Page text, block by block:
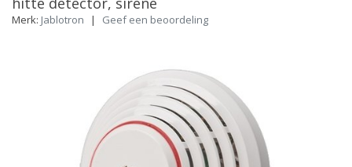
Merk: Jablotron | Geef een beoordeling